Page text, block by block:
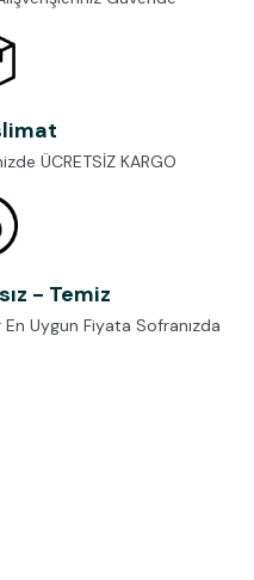
ÜCRETSİZ KARGO
- Temiz
Uygun Fiyata Sofranızda